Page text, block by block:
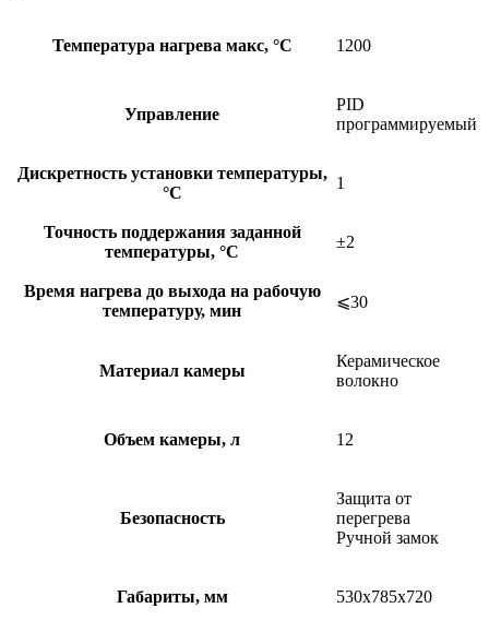
Температура нагрева макс, °C 1200
Управление
PID
программируемый
Дискретность установки температуры,
°C
1
Точность поддержания заданной
температуры, °C
±2
Время нагрева до выхода на рабочую
температуру, мин
⩽30
Материал камеры
Керамическое
волокно
Объем камеры, л 12
Безопасность
Защита от
перегрева
Ручной замок
Габариты, мм 530х785х720